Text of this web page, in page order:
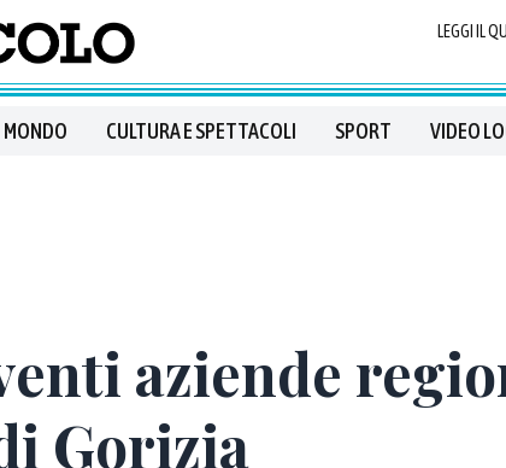
LEGGI IL
MONDO CULTURA E SPETTACOLI SPORT VIDEO
aziende
Gorizia